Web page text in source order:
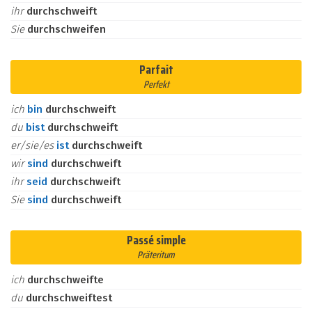
ihrdurchschweift
Sie durchschweifen
Parfait
Perfekt
ich bin durchschweift
du bist durchschweift
er/sie/es ist durchschweift
wirsind durchschweift
ihrseid durchschweift
Siesind durchschweift
Passé simple
Präteritum
ich durchschweifte
du durchschweiftest